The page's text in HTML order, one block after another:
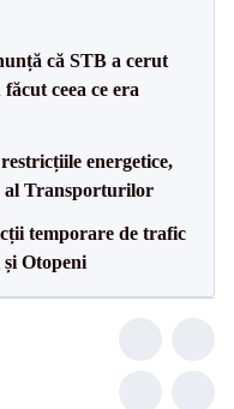
că STB a cerut
ceea ce era
energetice,
al Transporturilor
temporare de trafic
Otopeni